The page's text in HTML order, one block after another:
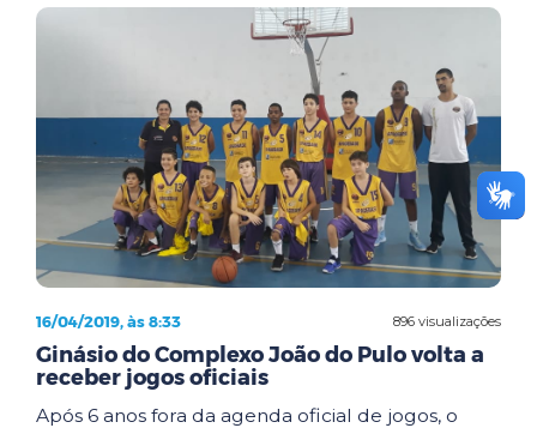
896 visualizações
16/04/2019, às 8:33
Ginásio do Complexo João do Pulo volta a
receber jogos oficiais
Após 6 anos fora da agenda oficial de jogos, o